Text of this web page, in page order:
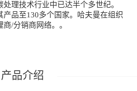
处理技术行业中已达半个多世纪。
产品至130多个国家。哈夫曼在组织
/分销商网络。。
产品介绍